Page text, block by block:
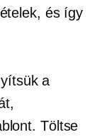
és így
a
Töltse